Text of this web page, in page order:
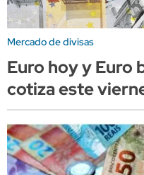
Mercado de divisas
Euro hoy y Euro
cotiza este